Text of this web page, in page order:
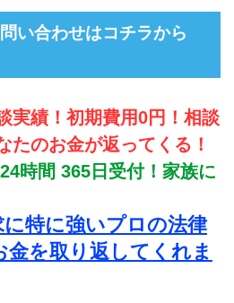
い合わせはコチラから
実績！初期費用0円！相談
たのお金が返ってくる！
時間 365日受付！家族に
に特に強いプロの法律
を取り返してくれま